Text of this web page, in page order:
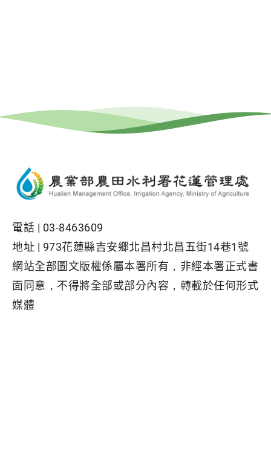
電話 | 03-8463609
地址 | 973花蓮縣吉安鄉北昌村北昌五街14巷1號
網站全部圖文版權係屬本署所有，非經本署正式書
面同意，不得將全部或部分內容，轉載於任何形式
媒體